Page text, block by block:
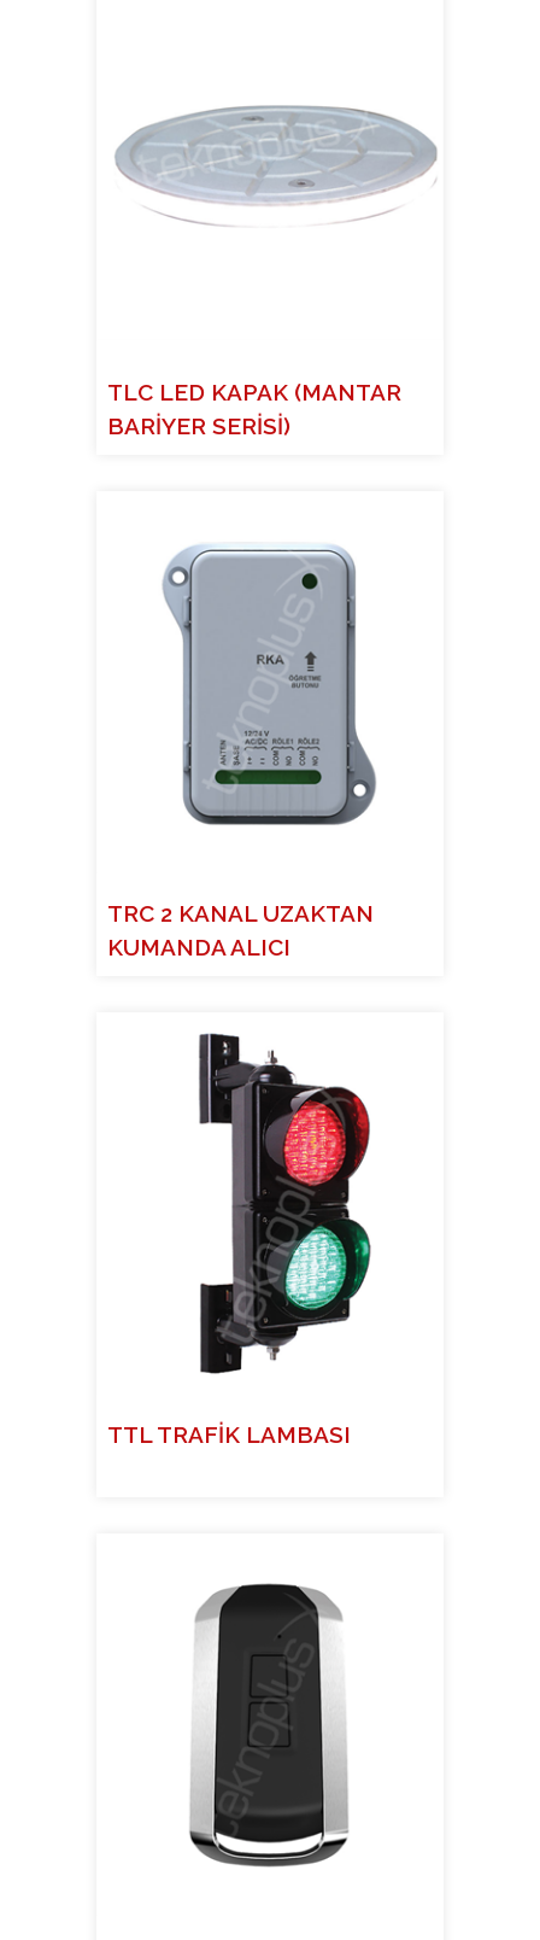
TLC LED KAPAK (MANTAR
BARİYER SERİSİ)
TRC 2 KANAL UZAKTAN
KUMANDA ALICI
TTL TRAFİK LAMBASI